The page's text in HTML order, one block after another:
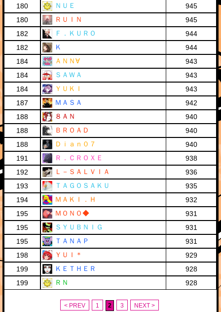
180
ＮＵＥ
945
180
ＲＵＩＮ
945
182
Ｆ．ＫＵＲＯ
944
182
Ｋ
944
184
ＡＮＮ∀
943
184
ＳＡＷＡ
943
184
ＹＵＫＩ
943
187
ＭＡＳＡ
942
188
８ＡＮ
940
188
ＢＲＯＡＤ
940
188
Ｄｉａｎ０７
940
191
Ｒ．ＣＲＯＸＥ
938
192
Ｌ－ＳＡＬＶＩＡ
936
193
ＴＡＧＯＳＡＫＵ
935
194
ＭＡＫＩ．Ｈ
932
195
ＭＯＮＯ◆
931
195
ＳＹＵＢＮＩＧ
931
195
ＴＡＮＡＰ
931
198
ＹＵＩ＊
929
199
ＫＥＴＨＥＲ
928
199
ＲＮ 928
< PREV 1 2 3 NEXT >